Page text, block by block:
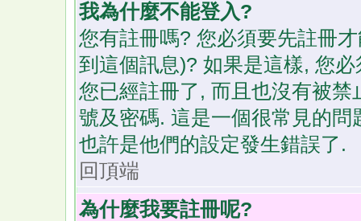
我為什麼不能登入?
您有註冊嗎? 您必須要先註冊
到這個訊息)? 如果是這樣, 您
您已經註冊了, 而且也沒有被
號及密碼. 這是一個很常見的
也許是他們的設定發生錯誤了.
回頂端
為什麼我要註冊呢?